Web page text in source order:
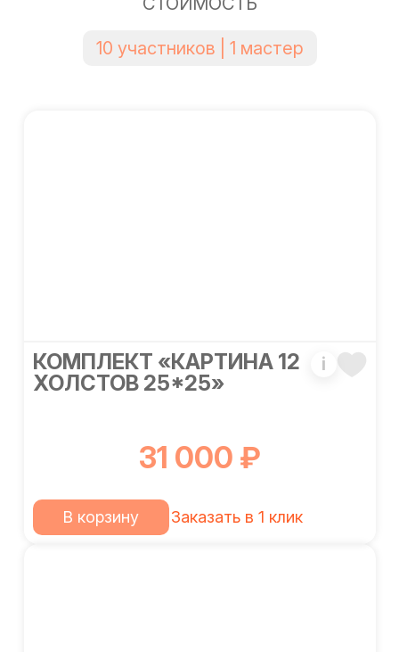
10 участников | 1 мастер
КОМПЛЕКТ «КАРТИНА 12
ХОЛСТОВ 25*25»
i
31 000 ₽
В корзину Заказать в 1 клик